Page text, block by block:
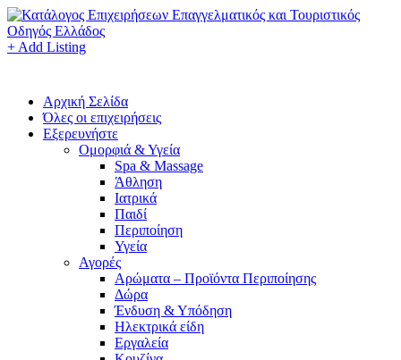
+ Add Listing
Αρχική Σελίδα
Όλες οι επιχειρήσεις
Εξερευνήστε
Ομορφιά & Υγεία
Spa & Massage
Άθληση
Ιατρικά
Παιδί
Περιποίηση
Υγεία
Αγορές
Αρώματα – Προϊόντα Περιποίησης
Δώρα
Ένδυση & Υπόδηση
Ηλεκτρικά είδη
Εργαλεία